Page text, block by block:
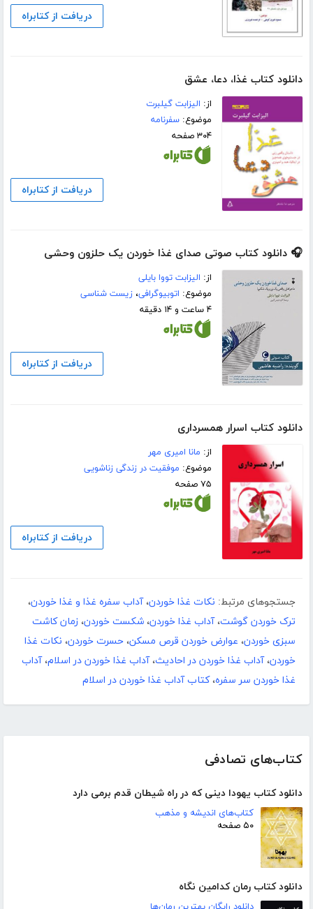
کتاب‌های تصادفی
دانلود کتاب یهودا دینی که در راه شیطان قدم برمی دارد
کتاب‌های اندیشه و مذهب
۵۰ صفحه
دانلود کتاب رمان کدامین نگاه
دریافت از کتابراه
دانلود کتاب غذا، دعا، عشق
از: الیزابت گیلبرت
موضوع:سفرنامه
۳۰۴ صفحه
دریافت از کتابراه
🎧 دانلود کتاب صوتی صدای غذا خوردن یک حلزون وحشی
از: الیزابت تووا بایلی
موضوع: اتوبیوگرافی،زیست شناسی
۴ ساعت و ۱۴ دقیقه
دریافت از کتابراه
دانلود کتاب اسرار همسرداری
از: مانا امیری مهر
موضوع: موفقیت در زندگی زناشویی
۷۵ صفحه
دریافت از کتابراه
جستجوهای مرتبط: نکات غذا خوردن،آداب سفره غذا و غذا خوردن،
ترک خوردن گوشت،آداب غذا خوردن، شکست خوردن، زمان کاشت
سبزی خوردن، عوارض خوردن قرص مسکن، حسرت خوردن، نکات غذا
خوردن،آداب غذا خوردن در احادیث،آداب غذا خوردن در اسلام،آداب
غذا خوردن سر سفره،کتاب آداب غذا خوردن در اسلام